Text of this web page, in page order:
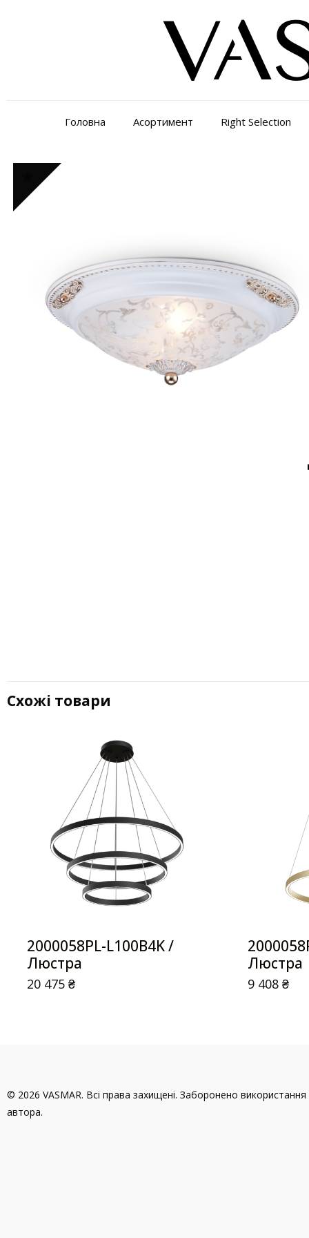
Головна Асортимент Right Selection
Схожі товари
2000058PL-L100B4K /
Люстра
20 475₴
Люстра
9 408₴
© 2026 VASMAR. Всі права захищені. Заборонено використання
автора.